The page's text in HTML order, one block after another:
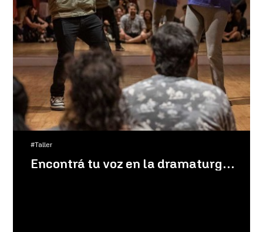
#Taller
Encontrá tu voz en la dramaturgia con Diego Manso